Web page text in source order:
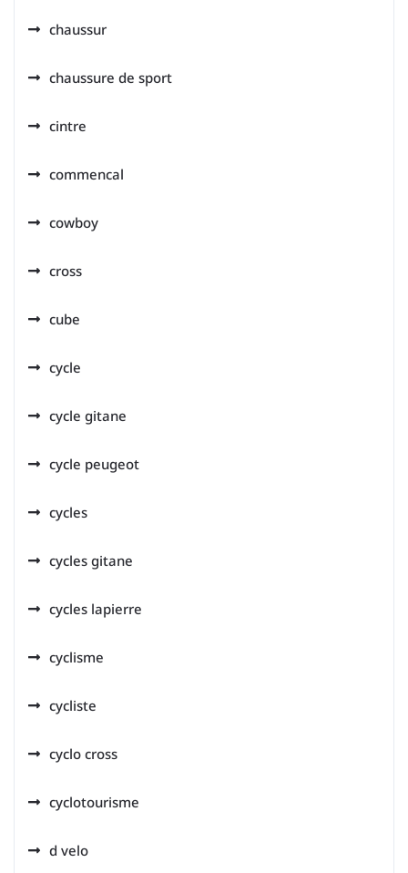
chaussur
chaussure de sport
cintre
commencal
cowboy
cross
cube
cycle
cycle gitane
cycle peugeot
cycles
cycles gitane
cycles lapierre
cyclisme
cycliste
cyclo cross
cyclotourisme
d velo